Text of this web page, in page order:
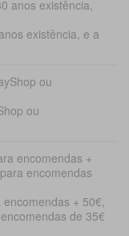
existência, e a
ou
+ 50€,
de 35€